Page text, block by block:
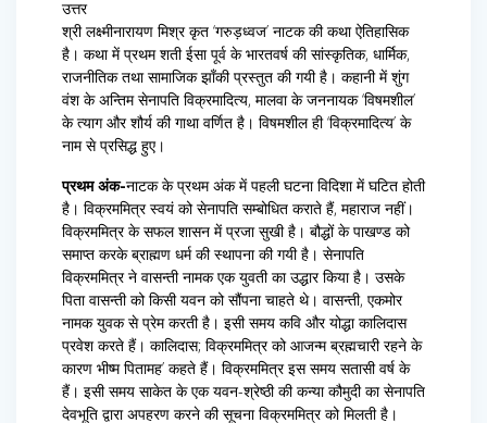
उत्तर
श्री लक्ष्मीनारायण मिश्र कृत ‘गरुड़ध्वज’ नाटक की कथा ऐतिहासिक
है। कथा में प्रथम शती ईसा पूर्व के भारतवर्ष की सांस्कृतिक, धार्मिक,
राजनीतिक तथा सामाजिक झाँकी प्रस्तुत की गयी है। कहानी में शुंग
वंश के अन्तिम सेनापति विक्रमादित्य, मालवा के जननायक ‘विषमशील’
के त्याग और शौर्य की गाथा वर्णित है। विषमशील ही ‘विक्रमादित्य’ के
नाम से प्रसिद्ध हुए।
प्रथम अंक-नाटक के प्रथम अंक में पहली घटना विदिशा में घटित होती
है। विक्रममित्र स्वयं को सेनापति सम्बोधित कराते हैं, महाराज नहीं।
विक्रममित्र के सफल शासन में प्रजा सुखी है। बौद्धों के पाखण्ड को
समाप्त करके ब्राह्मण धर्म की स्थापना की गयी है। सेनापति
विक्रममित्र ने वासन्ती नामक एक युवती का उद्धार किया है। उसके
पिता वासन्ती को किसी यवन को सौंपना चाहते थे। वासन्ती, एकमोर
नामक युवक से प्रेम करती है। इसी समय कवि और योद्धा कालिदास
प्रवेश करते हैं। कालिदास; विक्रममित्र को आजन्म ब्रह्मचारी रहने के
कारण भीष्म पितामह’ कहते हैं। विक्रममित्र इस समय सतासी वर्ष के
हैं। इसी समय साकेत के एक यवन-श्रेष्ठी की कन्या कौमुदी का सेनापति
देवभूति द्वारा अपहरण करने की सूचना विक्रममित्र को मिलती है।